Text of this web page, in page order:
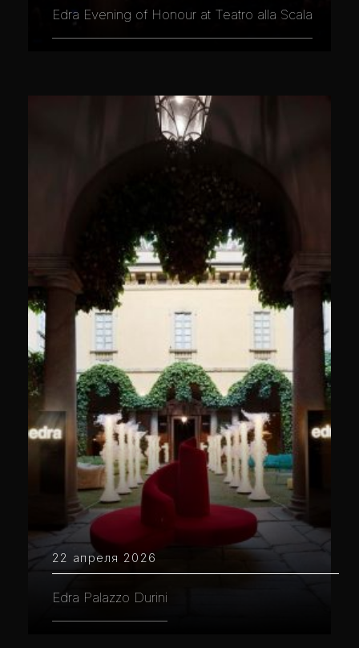
Edra Evening of Honour at Teatro alla Scala
22 апреля 2026
Edra Palazzo Durini